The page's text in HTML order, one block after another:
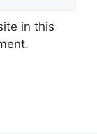
in this